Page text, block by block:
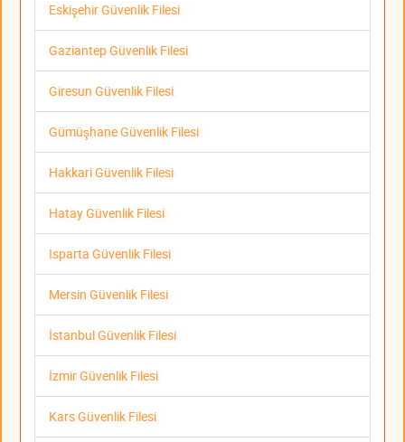
Eskişehir Güvenlik Filesi
Gaziantep Güvenlik Filesi
Giresun Güvenlik Filesi
Gümüşhane Güvenlik Filesi
Hakkari Güvenlik Filesi
Hatay Güvenlik Filesi
Isparta Güvenlik Filesi
Mersin Güvenlik Filesi
İstanbul Güvenlik Filesi
İzmir Güvenlik Filesi
Kars Güvenlik Filesi